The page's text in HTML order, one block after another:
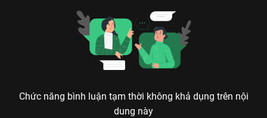
Chức năng bình luận tạm thời không khả dụng trên nội
dung này